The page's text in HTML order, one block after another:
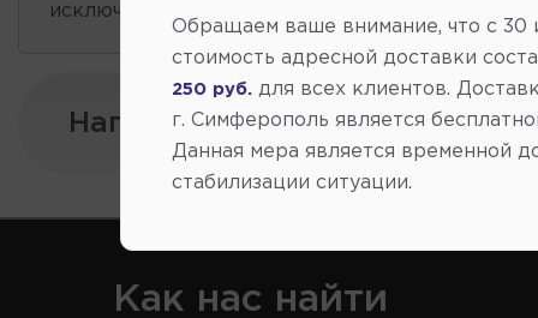
исключительно информационный характер.
Напишите нам:
Как нас найти
Обращаем ваше внимание, что c 30
стоимость адресной доставки
250 руб.
для всех клиентов.
г. Симферополь является
Данная мера является временной
стабилизации ситуации.